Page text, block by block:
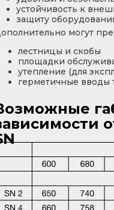
устойчивость к
защиту
могут
лестницы и скобы
площадки
утепление (для
герметичные вводы